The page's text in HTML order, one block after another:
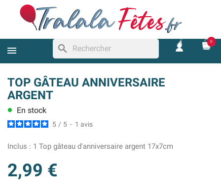
search
0
TOP GÂTEAU ANNIVERSAIRE
ARGENT
lens En stock
5 / 5 - 1 avis
Inclus : 1 Top gâteau d'anniversaire argent 17x7cm
2,99 €